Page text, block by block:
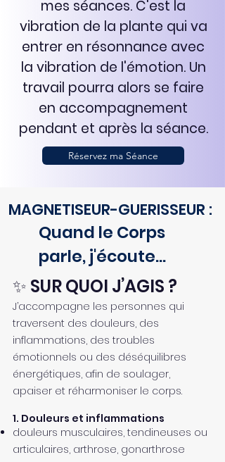
mes séances. C'est la
vibration de la plante qui va
entrer en résonnance avec
la vibration de l'émotion. Un
travail pourra alors se faire
en accompagnement
pendant et après la séance.
Réservez ma Séance
MAGNETISEUR-GUERISSEUR :
Quand le Corps
parle, j'écoute...
✨ SUR QUOI J’AGIS ?
J’accompagne les personnes qui
traversent des douleurs, des
inflammations, des troubles
émotionnels ou des déséquilibres
énergétiques, afin de soulager,
apaiser et réharmoniser le corps.
1. Douleurs et inflammations
douleurs musculaires, tendineuses ou
articulaires, arthrose, gonarthrose